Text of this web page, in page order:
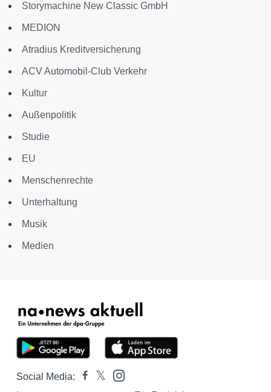
Storymachine New Classic GmbH
MEDION
Atradius Kreditversicherung
ACV Automobil-Club Verkehr
Kultur
Außenpolitik
Studie
EU
Menschenrechte
Unterhaltung
Musik
Medien
Social Media: